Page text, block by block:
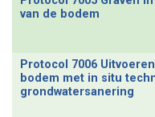
van de bodem
Protocol 7006
bodem met in situ
grondwatersanering